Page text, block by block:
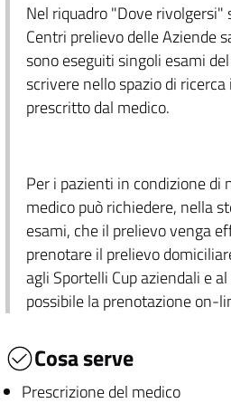
Nel riquadro "Dove rivolgersi"
Centri prelievo delle Aziende
sono eseguiti singoli esami
scrivere nello spazio di
prescritto dal medico.
Per i pazienti in condizione di
medico può richiedere, nella
esami, che il prelievo venga
prenotare il prelievo
agli Sportelli Cup aziendali e
possibile la prenotazione on-
Cosa serve
Prescrizione del medico